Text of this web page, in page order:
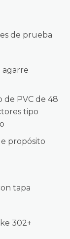
de prueba
agarre
de PVC de 48
tipo
propósito
tapa
302+